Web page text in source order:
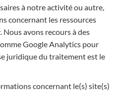
à notre activité ou autre,
concernant les ressources
Nous avons recours à des
Google Analytics pour
juridique du traitement est le
concernant le(s) site(s)